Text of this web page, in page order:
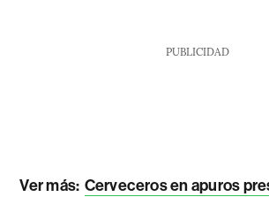
PUBLICIDAD
Ver más: Cerveceros en apuros